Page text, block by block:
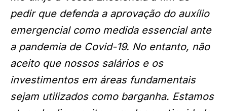
pedir que defenda a aprovação do auxílio
emergencial como medida essencial ante
a pandemia de Covid-19. No entanto, não
aceito que nossos salários e os
investimentos em áreas fundamentais
sejam utilizados como barganha. Estamos